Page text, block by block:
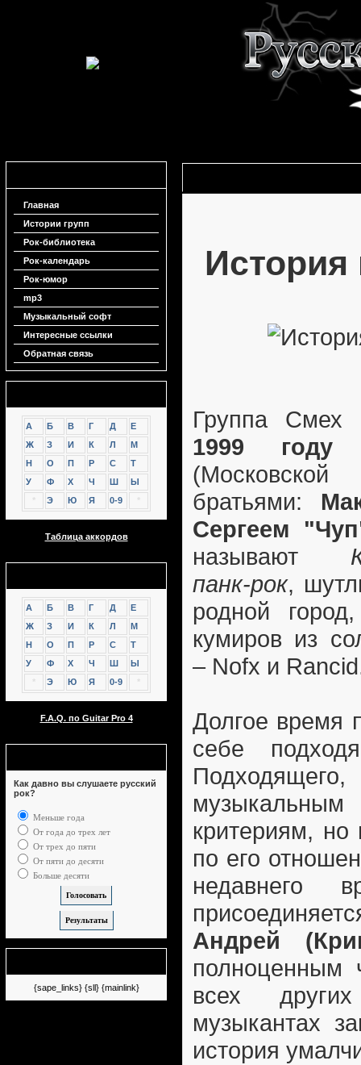
Главная
Истории групп
Рок-библиотека
Рок-календарь
Рок-юмор
mp3
Музыкальный софт
Интересные ссылки
Обратная связь
А Б В Г Д
Е
Ж
З И К Л
М
Н
О П Р С
Т
У
Ф Х Ч Ш
Ы
Э Ю Я 0-9
Таблица аккордов
А Б В Г Д
Е
Ж
З И К Л
М
Н
О П Р С
Т
У
Ф Х Ч Ш
Ы
Э Ю Я 0-9
F.A.Q. по Guitar Pro 4
Как давно вы слушаете русский
рок?
Меньше года
От года до трех лет
От трех до пяти
От пяти до десяти
Больше десяти
{sape_links} {sll} {mainlink}
Группа Смех
1999 годув
братьями:
Сергеем
называют
панк-рок,
родной
кумиров из
– Nofx и
Долгое время
себе
критериям, но
по его
недавнего
Андрей
полноценным
всех
музыкантах
история